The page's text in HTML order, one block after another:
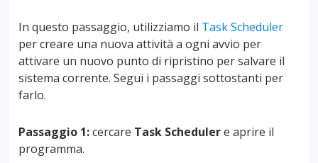
In questo passaggio, utilizziamo il Task Scheduler
per creare una nuova attività a ogni avvio per
attivare un nuovo punto di ripristino per salvare il
sistema corrente. Segui i passaggi sottostanti per
farlo.
Passaggio 1:cercare Task Schedulere aprire il
programma.